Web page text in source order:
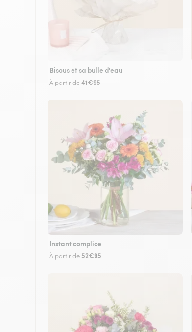
Bisous et sa bulle d'eau
À partir de41€95
Instant complice
À partir de 52€95